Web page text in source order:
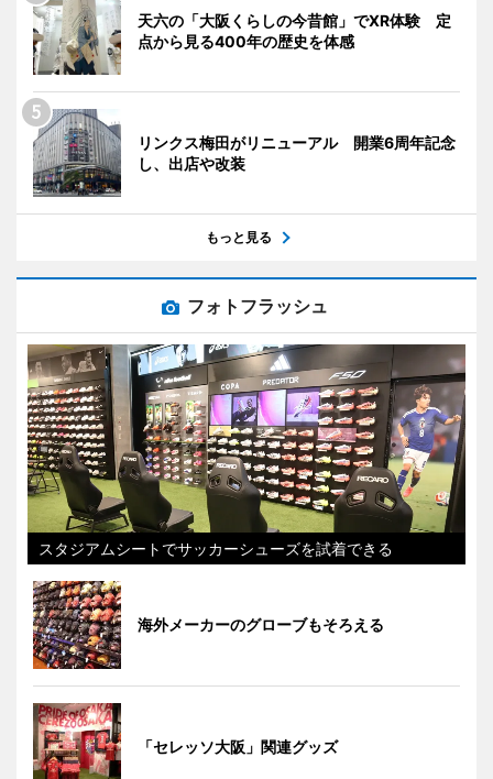
天六の「大阪くらしの今昔館」でXR体験 定
点から見る400年の歴史を体感
リンクス梅田がリニューアル 開業6周年記念
し、出店や改装
もっと見る
フォトフラッシュ
スタジアムシートでサッカーシューズを試着できる
海外メーカーのグローブもそろえる
「セレッソ大阪」関連グッズ